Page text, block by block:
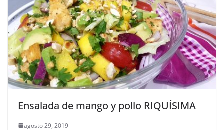
Ensalada de mango y pollo RIQUÍSIMA
agosto 29, 2019